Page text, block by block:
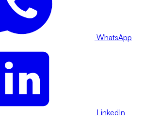
WhatsApp
LinkedIn